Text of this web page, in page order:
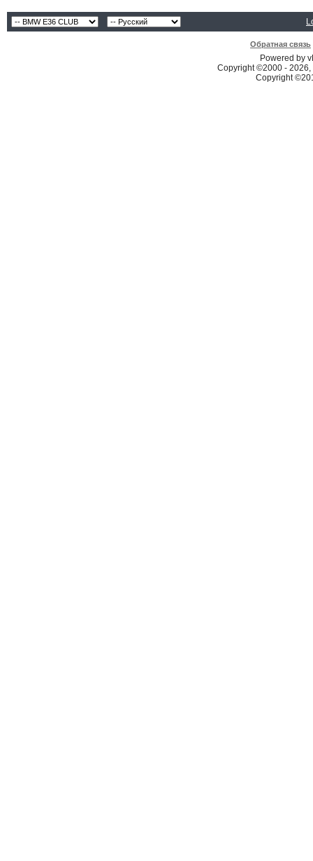
Обратная связь
Powered by
Copyright ©2000 -
Copyright